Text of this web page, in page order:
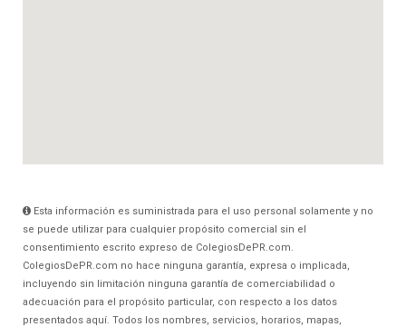
Esta información es suministrada para el uso personal solamente y no
se puede utilizar para cualquier propósito comercial sin el
consentimiento escrito expreso de ColegiosDePR.com.
ColegiosDePR.com no hace ninguna garantía, expresa o implicada,
incluyendo sin limitación ninguna garantía de comerciabilidad o
adecuación para el propósito particular, con respecto a los datos
presentados aquí. Todos los nombres, servicios, horarios, mapas,